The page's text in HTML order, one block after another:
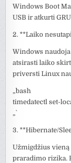
Windows Boot
USB ir atkurti
2. **Laiko
Windows
atsirasti laiko
priversti Linux
„`bash
timedatectl set-
„`
3. **Hibernate/
Užmigdžius
praradimo rizika.